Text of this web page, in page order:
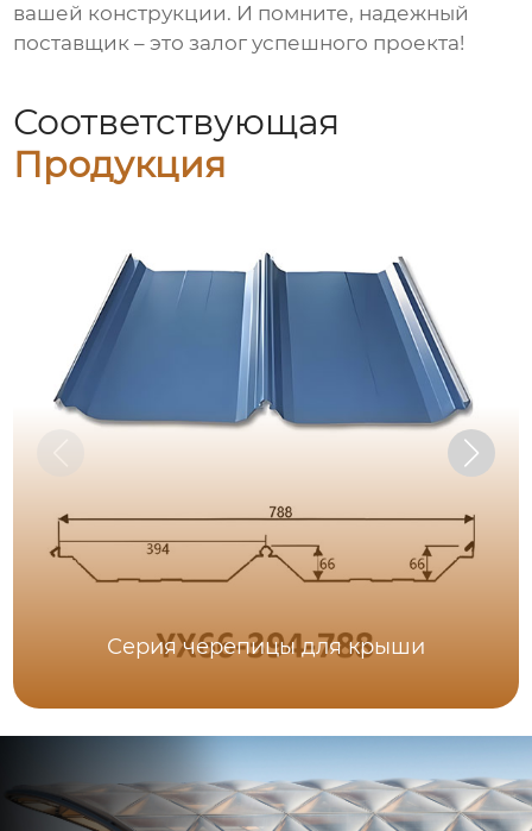
вашей конструкции. И помните, надежный
поставщик – это залог успешного проекта!
Соответствующая
Продукция
Серия черепицы для крыши